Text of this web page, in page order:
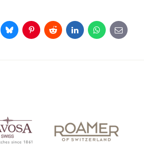
BlueskyPinterestRedditLinkedInWhatsApp
E-
mail